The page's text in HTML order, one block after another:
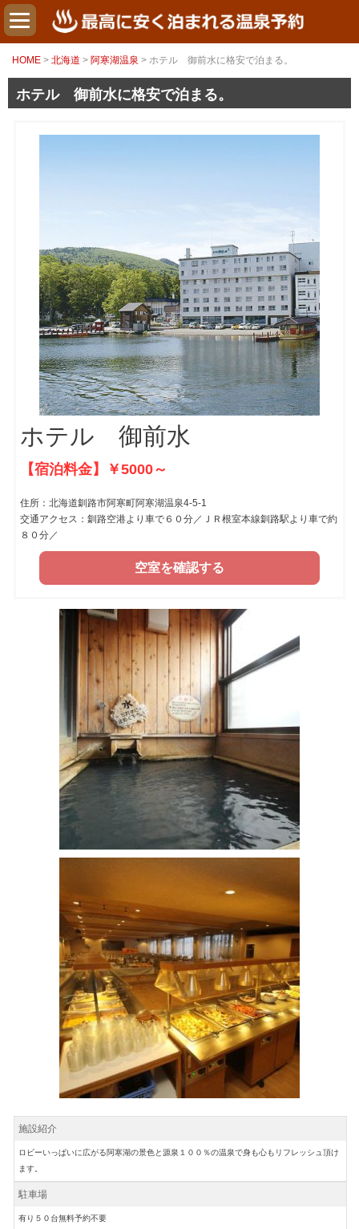
HOME > 北海道 > 阿寒湖温泉 > ホテル 御前水に格安で泊まる。
ホテル 御前水に格安で泊まる。
ホテル 御前水
【宿泊料金】￥5000～
住所：北海道釧路市阿寒町阿寒湖温泉4-5-1
交通アクセス：釧路空港より車で６０分／ＪＲ根室本線釧路駅より車で約
８０分／
空室を確認する
施設紹介
ロビーいっぱいに広がる阿寒湖の景色と源泉１００％の温泉で身も心もリフレッシュ頂け
ます。
駐車場
有り５０台無料予約不要